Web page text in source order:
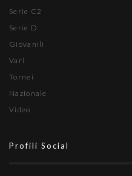
Serie C2
Serie D
Giovanili
Vari
Tornei
Nazionale
Video
Profili Social